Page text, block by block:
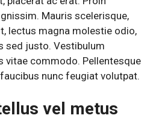
Mauris scelerisque,
lectus magna molestie odio,
sed justo. Vestibulum
vitae commodo. Pellentesque
nunc feugiat volutpat.
vel metus